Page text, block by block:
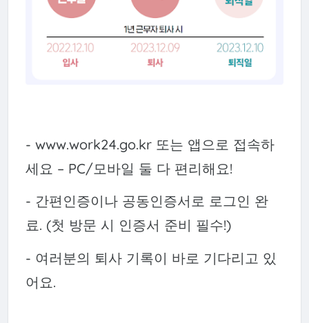
- www.work24.go.kr 또는 앱으로 접속하
세요 – PC/모바일 둘 다 편리해요!
- 간편인증이나 공동인증서로 로그인 완
료. (첫 방문 시 인증서 준비 필수!)
- 여러분의 퇴사 기록이 바로 기다리고 있
어요.